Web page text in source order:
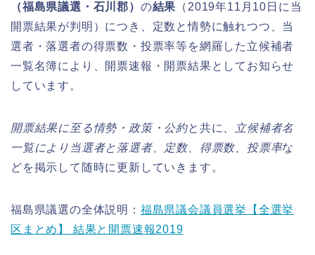
（福島県議選・石川郡） の結果 （2019年11月10日に当
開票結果が判明）につき、定数と情勢に触れつつ、当
選者・落選者の得票数・投票率等を網羅した立候補者
一覧名簿により、開票速報・開票結果としてお知らせ
しています。
開票結果に至る情勢・政策・公約と共に、
立候補者名
一覧により当選者と落選者、定数、得票数、投票率な
どを掲示して随時に更新していきます。
福島県議選の全体説明： 福島県議会議員選挙【全選挙
区まとめ】 結果と開票速報2019